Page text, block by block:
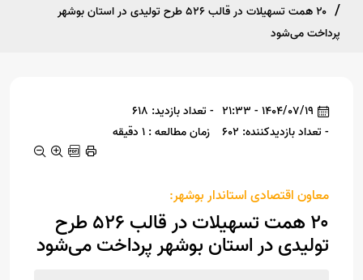
۲۰ همت تسهیلات در قالب ۵۲۶ طرح تولیدی در استان بوشهر
پرداخت می‌شود
1404/07/19 - 21:33
- تعداد بازدید: 618
- تعداد بازدیدکننده: 602
زمان مطالعه : 1 دقیقه
معاون اقتصادی استاندار بوشهر:
۲۰ همت تسهیلات در قالب ۵۲۶ طرح
تولیدی در استان بوشهر پرداخت می‌شود